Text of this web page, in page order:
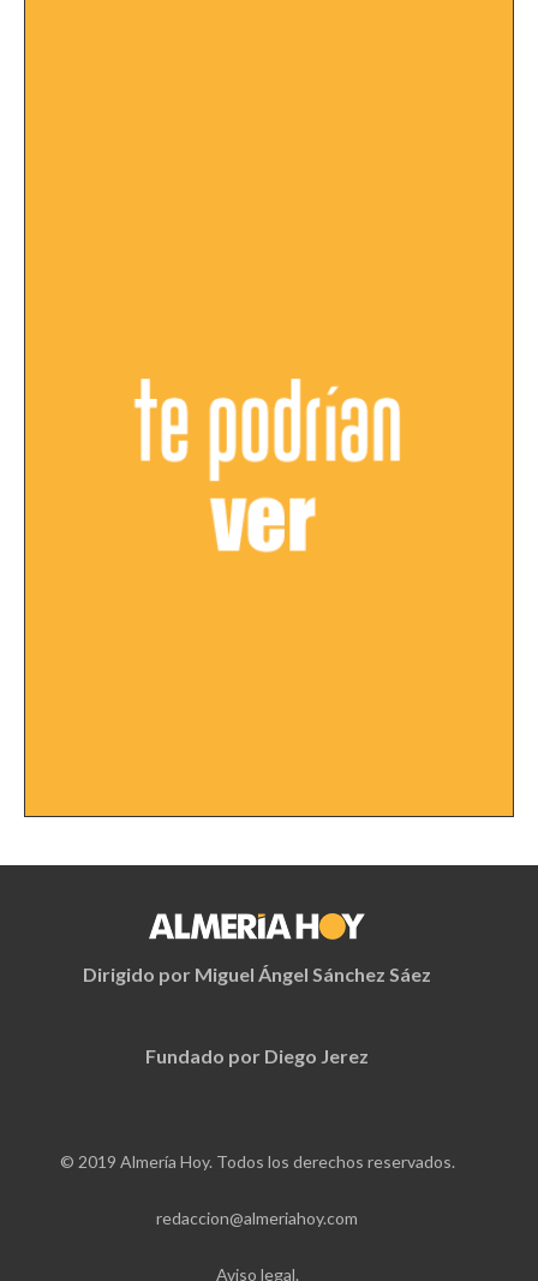
Dirigido por Miguel Ángel Sánchez Sáez
Fundado por Diego Jerez
© 2019 Almería Hoy. Todos los derechos reservados.
redaccion@almeriahoy.com
Aviso legal.